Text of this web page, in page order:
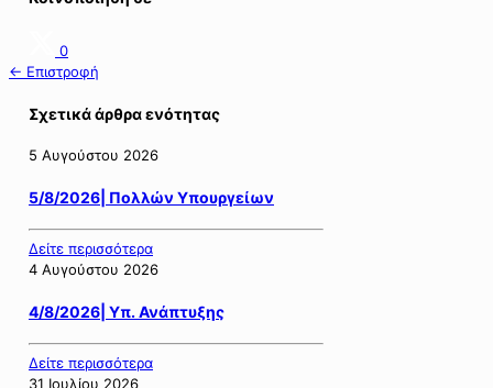
0
← Επιστροφή
Σχετικά άρθρα ενότητας
5 Αυγούστου 2026
5/8/2026| Πολλών Υπουργείων
Δείτε περισσότερα
4 Αυγούστου 2026
4/8/2026| Υπ. Ανάπτυξης
Δείτε περισσότερα
31 Ιουλίου 2026